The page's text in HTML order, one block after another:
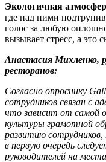
Экологичная
где над ними
голос за любую
вызывает стресс, а это
Анастасия Михленко,
ресторанов:
Согласно опроснику
сотрудников связан с
что зависит от самой
культуры грамотной
развитию
в первую очередь
руководителей на